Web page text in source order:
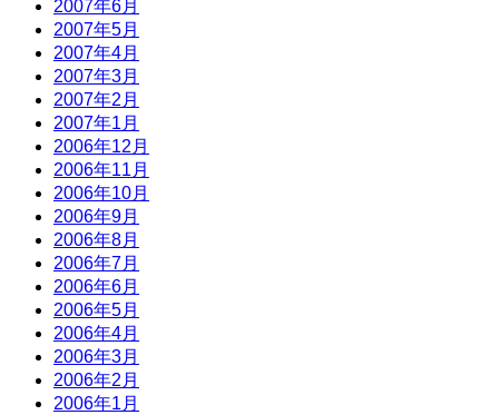
2007年6月
2007年5月
2007年4月
2007年3月
2007年2月
2007年1月
2006年12月
2006年11月
2006年10月
2006年9月
2006年8月
2006年7月
2006年6月
2006年5月
2006年4月
2006年3月
2006年2月
2006年1月